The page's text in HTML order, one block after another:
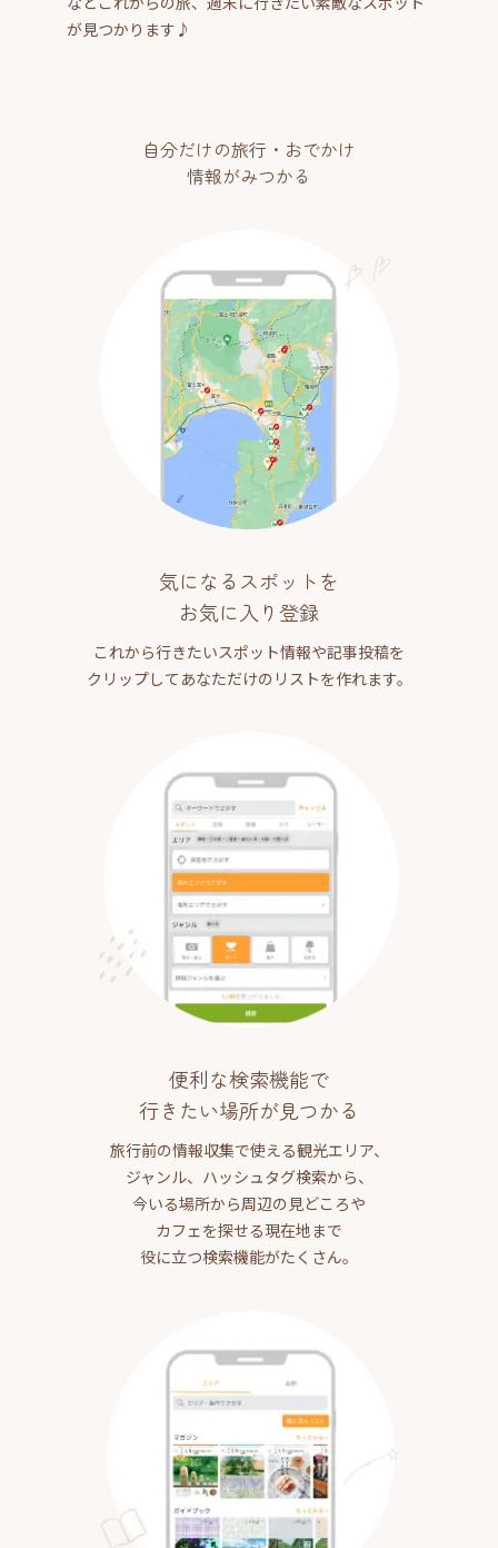
が見つかります♪
自分だけの旅行・おでかけ
情報がみつかる
気になるスポットを
お気に入り登録
これから行きたいスポット情報や記事投稿を
クリップしてあなただけのリストを作れます。
便利な検索機能で
行きたい場所が見つかる
旅行前の情報収集で使える観光エリア、
ジャンル、ハッシュタグ検索から、
今いる場所から周辺の見どころや
カフェを探せる現在地まで
役に立つ検索機能がたくさん。